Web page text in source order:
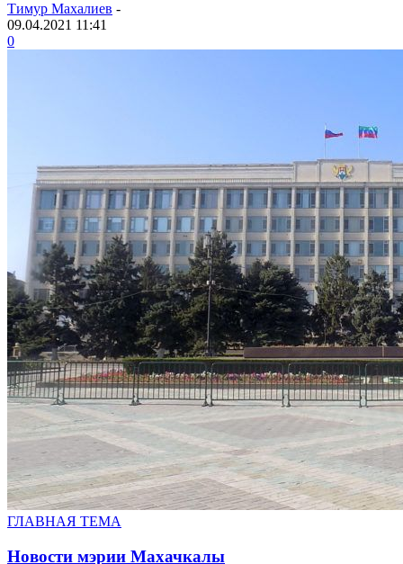
Тимур Махалиев -
09.04.2021 11:41
0
ГЛАВНАЯ ТЕМА
Новости мэрии Махачкалы